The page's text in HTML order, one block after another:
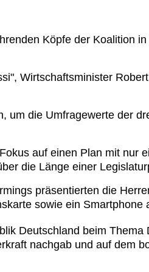
Köpfe der Koalition
Wirtschaftsminister
um die Umfragewerte der
auf einen Plan mit nur
die Länge einer
präsentierten die
sowie ein Smartphone
Deutschland beim
nachgab und auf dem